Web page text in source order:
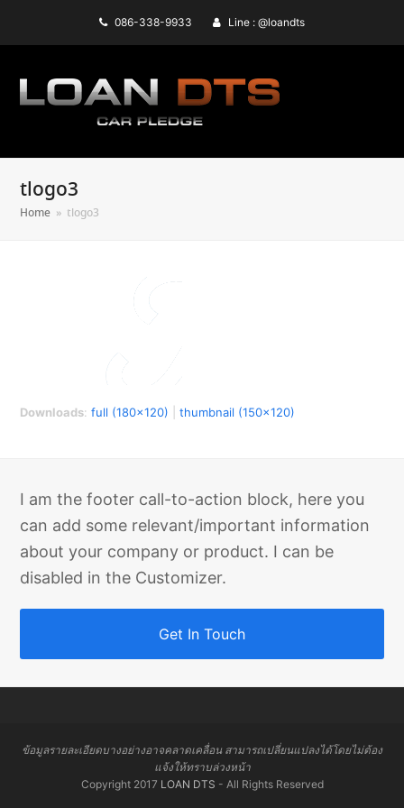
086-338-9933 Line : @loandts
tlogo3
Home » tlogo3
Downloads:full (180x120) |thumbnail (150x120)
I am the footer call-to-action block, here you
can add some relevant/important information
about your company or product. I can be
disabled in the Customizer.
Get In Touch
ข้อมูลรายละเอียดบางอย่างอาจคลาดเคลื่อน สามารถเปลี่ยนแปลงได้โดยไม่ต้อง
แจ้งให้ทราบล่วงหน้า
Copyright 2017 LOAN DTS - All Rights Reserved